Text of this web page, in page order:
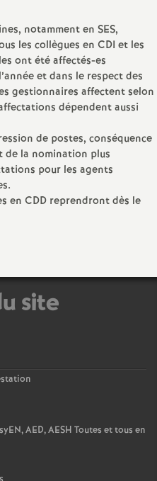
a
t
i
o
n
a
d
n
notamment en SES,
les collègues en CDI et les
ont été affectés-es
et dans le respect des
gestionnaires affectent selon
dépendent aussi
de postes, conséquence
de la nomination plus
pour les agents
en CDD reprendront dès le
site
AED, AESH Toutes et tous en